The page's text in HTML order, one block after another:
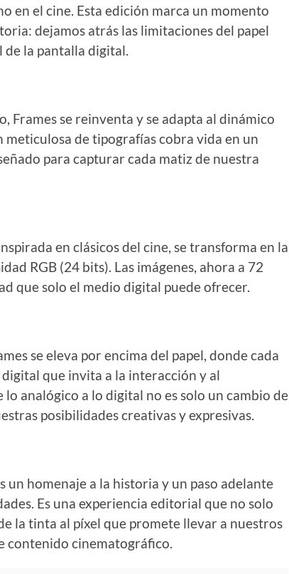
en el cine. Esta edición marca un momento
dejamos atrás las limitaciones del papel
la pantalla digital.
Frames se reinventa y se adapta al dinámico
de tipografías cobra vida en un
para capturar cada matiz de nuestra
en clásicos del cine, se transforma en la
RGB (24 bits). Las imágenes, ahora a 72
que solo el medio digital puede ofrecer.
se eleva por encima del papel, donde cada
que invita a la interacción y al
analógico a lo digital no es solo un cambio de
posibilidades creativas y expresivas.
un homenaje a la historia y un paso adelante
Es una experiencia editorial que no solo
la tinta al píxel que promete llevar a nuestros
contenido cinematográfico.